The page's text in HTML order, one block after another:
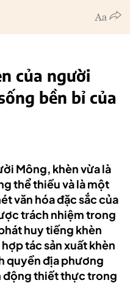
của người
bền bỉ của
Mông, khèn vừa là
thể thiếu và là một
văn hóa đặc sắc của
trách nhiệm trong
huy tiếng khèn
tác sản xuất khèn
quyền địa phương
động thiết thực trong